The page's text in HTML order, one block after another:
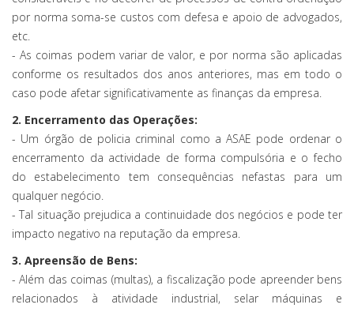
por norma soma-se custos com defesa e apoio de advogados,
etc.
- As coimas podem variar de valor, e por norma são aplicadas
conforme os resultados dos anos anteriores, mas em todo o
caso pode afetar significativamente as finanças da empresa.
2. Encerramento das Operações:
- Um órgão de policia criminal como a ASAE pode ordenar o
encerramento da actividade de forma compulsória e o fecho
do estabelecimento tem consequências nefastas para um
qualquer negócio.
- Tal situação prejudica a continuidade dos negócios e pode ter
impacto negativo na reputação da empresa.
3. Apreensão de Bens:
- Além das coimas (multas), a fiscalização pode apreender bens
relacionados à atividade industrial, selar máquinas e